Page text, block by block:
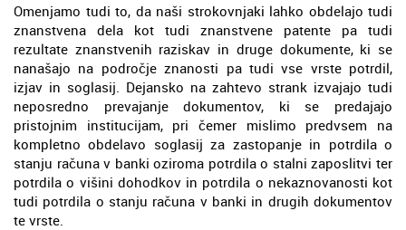
Omenjamo tudi to, da naši strokovnjaki lahko obdelajo tudi
znanstvena dela kot tudi znanstvene patente pa tudi
rezultate znanstvenih raziskav in druge dokumente, ki se
nanašajo na področje znanosti pa tudi vse vrste potrdil,
izjav in soglasij. Dejansko na zahtevo strank izvajajo tudi
neposredno prevajanje dokumentov, ki se predajajo
pristojnim institucijam, pri čemer mislimo predvsem na
kompletno obdelavo soglasij za zastopanje in potrdila o
stanju računa v banki oziroma potrdila o stalni zaposlitvi ter
potrdila o višini dohodkov in potrdila o nekaznovanosti kot
tudi potrdila o stanju računa v banki in drugih dokumentov
te vrste.